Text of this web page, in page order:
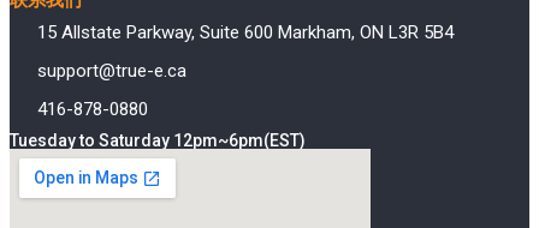
15 Allstate Parkway, Suite 600 Markham, ON L3R 5B4
support@true-e.ca
416-878-0880
Tuesday to Saturday 12pm~6pm(EST)